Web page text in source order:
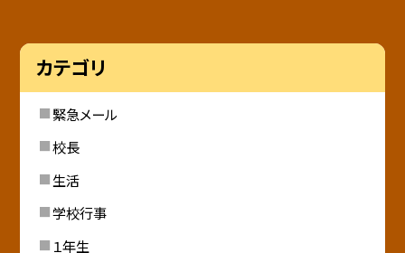
カテゴリ
緊急メール
校長
生活
学校行事
１年生